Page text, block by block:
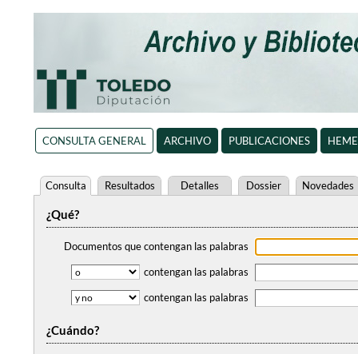
CONSULTA GENERAL ARCHIVO PUBLICACIONES
Consulta Resultados Detalles Dossier Novedades
¿Qué?
Documentos que contengan las palabras
contengan las palabras
contengan las palabras
¿Cuándo?